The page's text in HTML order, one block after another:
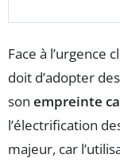
Face à l’urgence
doit d’adopter des
son empreinte
l’électrification
majeur, car